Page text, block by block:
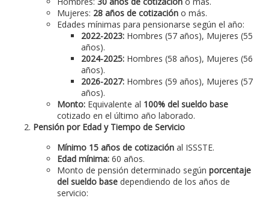
Mujeres: 28 años de cotización o más.
Edades mínimas para pensionarse según el año:
2022-2023: Hombres (57 años), Mujeres (55
años).
2024-2025: Hombres (58 años), Mujeres (56
años).
2026-2027: Hombres (59 años), Mujeres (57
años).
Monto: Equivalente al 100% del sueldo base
cotizado en el último año laborado.
Pensión por Edad y Tiempo de Servicio
Mínimo 15 años de cotización al ISSSTE.
Edad mínima: 60 años.
Monto de pensión determinado según porcentaje
del sueldo base dependiendo de los años de
servicio: